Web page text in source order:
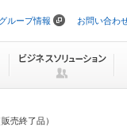
グループ情報 お問い合わ
売終了品）